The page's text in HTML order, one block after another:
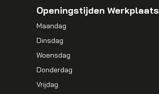
Openingstijden Werkplaats
Maandag
Dinsdag
Woensdag
Donderdag
Vrijdag